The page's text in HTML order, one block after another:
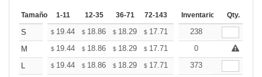
Tamaño 1-11 12-35 36-71 72-143 144-287 288 +
Inventario Qty.
S $ 19.44 $ 18.86 $ 18.29 $ 17.71 17.14
238
M
$ 19.44 $ 18.86 $ 18.29 $ 17.71 17.14
0
L
$ 19.44 $ 18.86 $ 18.29 $ 17.71 17.14
373